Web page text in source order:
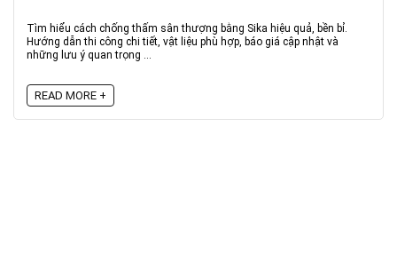
Tìm hiểu cách chống thấm sân thượng bằng Sika hiệu quả, bền bỉ.
Hướng dẫn thi công chi tiết, vật liệu phù hợp, báo giá cập nhật và
những lưu ý quan trọng ...
READ MORE +